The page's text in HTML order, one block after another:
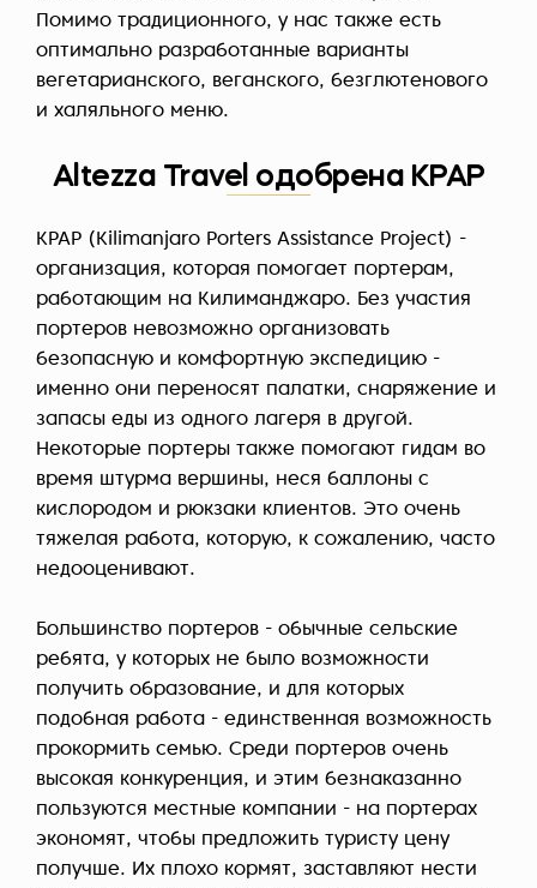
Помимо традиционного, у нас также есть
оптимально разработанные варианты
вегетарианского, веганского, безглютенового
и халяльного меню.
Altezza Travel одобрена KPAP
KPAP (Kilimanjaro Porters Assistance Project) -
организация, которая помогает портерам,
работающим на Килиманджаро. Без участия
портеров невозможно организовать
безопасную и комфортную экспедицию -
именно они переносят палатки, снаряжение и
запасы еды из одного лагеря в другой.
Некоторые портеры также помогают гидам во
время штурма вершины, неся баллоны с
кислородом и рюкзаки клиентов. Это очень
тяжелая работа, которую, к сожалению, часто
недооценивают.
Большинство портеров - обычные сельские
ребята, у которых не было возможности
получить образование, и для которых
подобная работа - единственная возможность
прокормить семью. Среди портеров очень
высокая конкуренция, и этим безнаказанно
пользуются местные компании - на портерах
экономят, чтобы предложить туристу цену
получше. Их плохо кормят, заставляют нести